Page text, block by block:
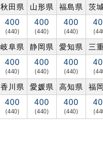
秋田県 山形県 福島県 茨
400
(440)
400
(440)
400
(440)
岐阜県 静岡県 愛知県 三
400
(440)
400
(440)
400
(440)
香川県 愛媛県 高知県 福
400
(440)
400
(440)
400
(440)